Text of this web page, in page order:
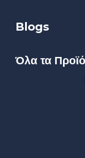
Blogs
Όλα τα